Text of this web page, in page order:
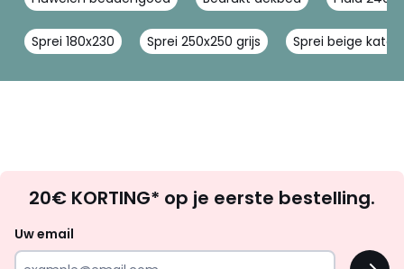
Sprei 180x230 Sprei 250x250 grijs Sprei beige
zoek
inspiratie
20€ KORTING* op je eerste bestelling.
Uw email
OK